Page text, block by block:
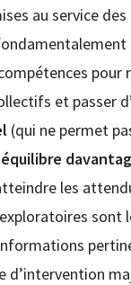
au service
pour
et passer
(qui ne permet
équilibre
les
sont
d’intervention